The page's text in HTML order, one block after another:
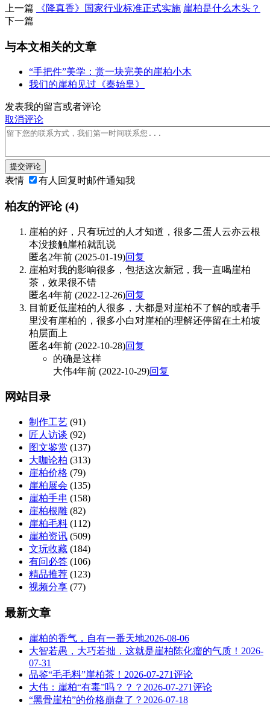
上一篇 《降真香》国家行业标准正式实施 崖柏是什么木头？
下一篇
与本文相关的文章
“手把件”美学：赏一块完美的崖柏小木
我们的崖柏见过《秦始皇》
发表我的留言或者评论
取消评论
提交评论
表情 有人回复时邮件通知我
柏友的评论(4)
崖柏的好，只有玩过的人才知道，很多二蛋人云亦云根
本没接触崖柏就乱说
匿名2年前 (2025-01-19)回复
崖柏对我的影响很多，包括这次新冠，我一直喝崖柏
茶，效果很不错
匿名4年前 (2022-12-26)回复
目前贬低崖柏的人很多，大都是对崖柏不了解的或者手
里没有崖柏的，很多小白对崖柏的理解还停留在土柏坡
柏层面上
匿名4年前 (2022-10-28)回复
的确是这样
大伟4年前 (2022-10-29)回复
网站目录
制作工艺 (91)
匠人访谈 (92)
图文鉴赏 (137)
大咖论柏 (313)
崖柏价格 (79)
崖柏展会 (135)
崖柏手串 (158)
崖柏根雕 (82)
崖柏毛料 (112)
崖柏资讯 (509)
文玩收藏 (184)
有问必答 (106)
精品推荐 (123)
视频分享 (77)
最新文章
崖柏的香气，自有一番天地2026-08-06
大智若愚，大巧若拙，这就是崖柏陈化瘤的气质！ 2026-
07-31
品鉴“毛毛料”崖柏茶！ 2026-07-271评论
大伟：崖柏“有毒”吗？？？ 2026-07-271评论
“黑骨崖柏”的价格崩盘了？ 2026-07-18